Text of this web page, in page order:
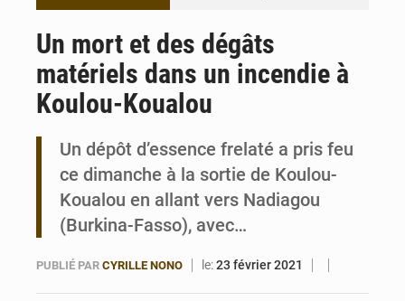
Bénin et Canada scellent un partenariat inédit
Bénin : 14,5 milliards de dollars pour faire de la CDN 3.0 un bouclier économique
Un mort et des dégâts
matériels dans un incendie à
Koulou-Koualou
Un dépôt d’essence frelaté a pris feu
ce dimanche à la sortie de Koulou-
Koualou en allant vers Nadiagou
(Burkina-Fasso), avec…
PUBLIÉ PAR CYRILLE NONO le:23 février 2021